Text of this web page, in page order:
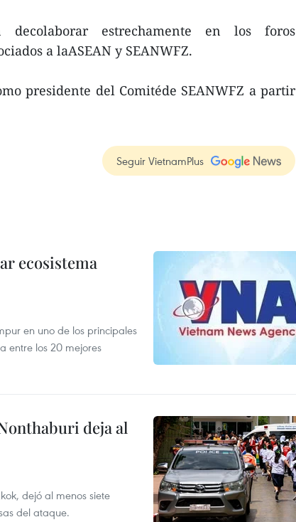
decolaborar estrechamente en los foros
a laASEAN y SEANWFZ.
presidente del Comitéde SEANWFZ a partir
Seguir VietnamPlus
ecosistema
en uno de los principales
entre los 20 mejores
deja al
dejó al menos siete
del ataque.